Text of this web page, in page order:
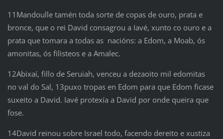
11Mandoulle tamén toda sorte de copas de ouro, prata e
bronce, que o rei David consagrou a Iavé, xunto co ouro e a
prata que tomara a todas as nacións: a Edom, a Moab, ós
amonitas, ós filisteos e a Amalec.
12Abixaí, fillo de Seruiah, venceu a dezaoito mil edomitas
no val do Sal, 13puxo tropas en Edom para que Edom ficase
suxeito a David. Iavé protexía a David por onde queira que
fose.
14David reinou sobre Israel todo, facendo dereito e xustiza